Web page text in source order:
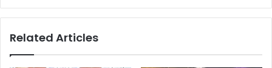
:
ঞ্জি
h
Related Articles